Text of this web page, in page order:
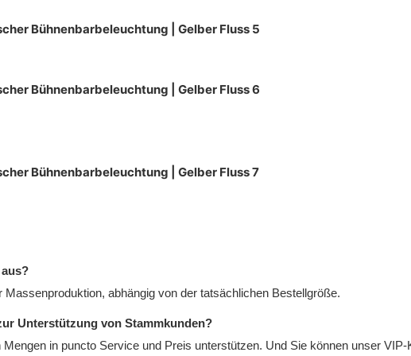
Massenproduktion, abhängig von der tatsächlichen Bestellgröße.
Unterstützung von Stammkunden?
in puncto Service und Preis unterstützen. Und Sie können unser